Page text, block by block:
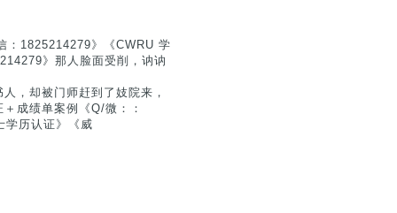
：1825214279》《CWRU 学
》那人脸面受削，讷讷
，却被门师赶到了妓院来，
成绩单案例《Q/微：：
学历认证》《威